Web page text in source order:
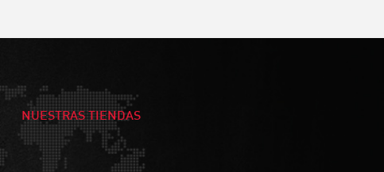
NUESTRAS TIENDAS